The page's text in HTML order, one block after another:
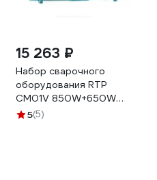
15 263 ₽
Набор сварочного
оборудования RTP
CM01V 850W+650W
d20-40 28866
5(5)